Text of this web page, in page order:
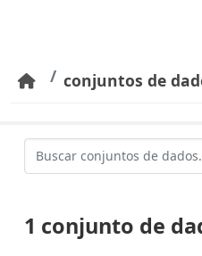
conjuntos de
1 conjunto de